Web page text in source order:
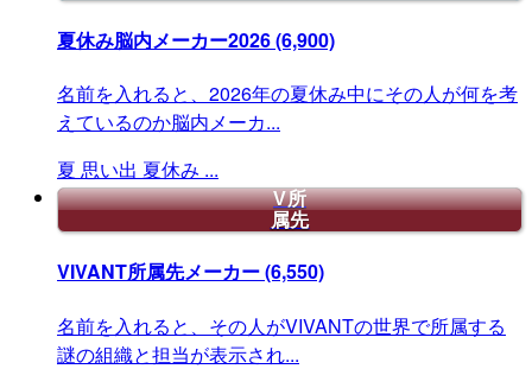
夏休み脳内メーカー2026(6,900)
名前を入れると、2026年の夏休み中にその人が何を考
えているのか脳内メーカ...
夏 思い出 夏休み ...
V所
属先
VIVANT所属先メーカー(6,550)
名前を入れると、その人がVIVANTの世界で所属する
謎の組織と担当が表示され...